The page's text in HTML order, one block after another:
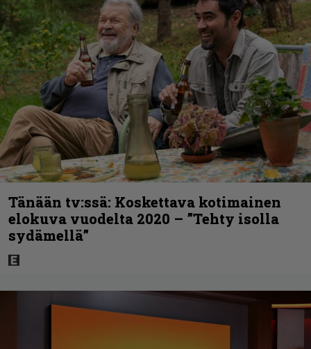
Tänään tv:ssä: Koskettava kotimainen
elokuva vuodelta 2020 – ”Tehty isolla
sydämellä”